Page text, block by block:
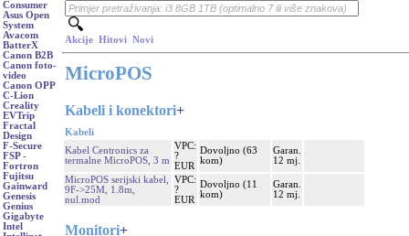
Consumer
Asus Open
System
Avacom
BatterX
Canon B2B
Canon foto-
video
Canon OPP
C-Lion
Creality
EVTrip
Fractal
Design
F-Secure
FSP -
Fortron
Fujitsu
Gainward
Genesis
Genius
Gigabyte
Intel
Akcije Hitovi Novi
MicroPOS
Kabeli i konektori+
Kabeli
Kabel Centronics za
termalne MicroPOS, 3 m
VPC:
?
EUR
Dovoljno (63
kom)
Garan.
12 mj.
MicroPOS serijski kabel,
9F->25M, 1.8m,
nul.mod
VPC:
?
EUR
Dovoljno (11
kom)
Garan.
12 mj.
Monitori+